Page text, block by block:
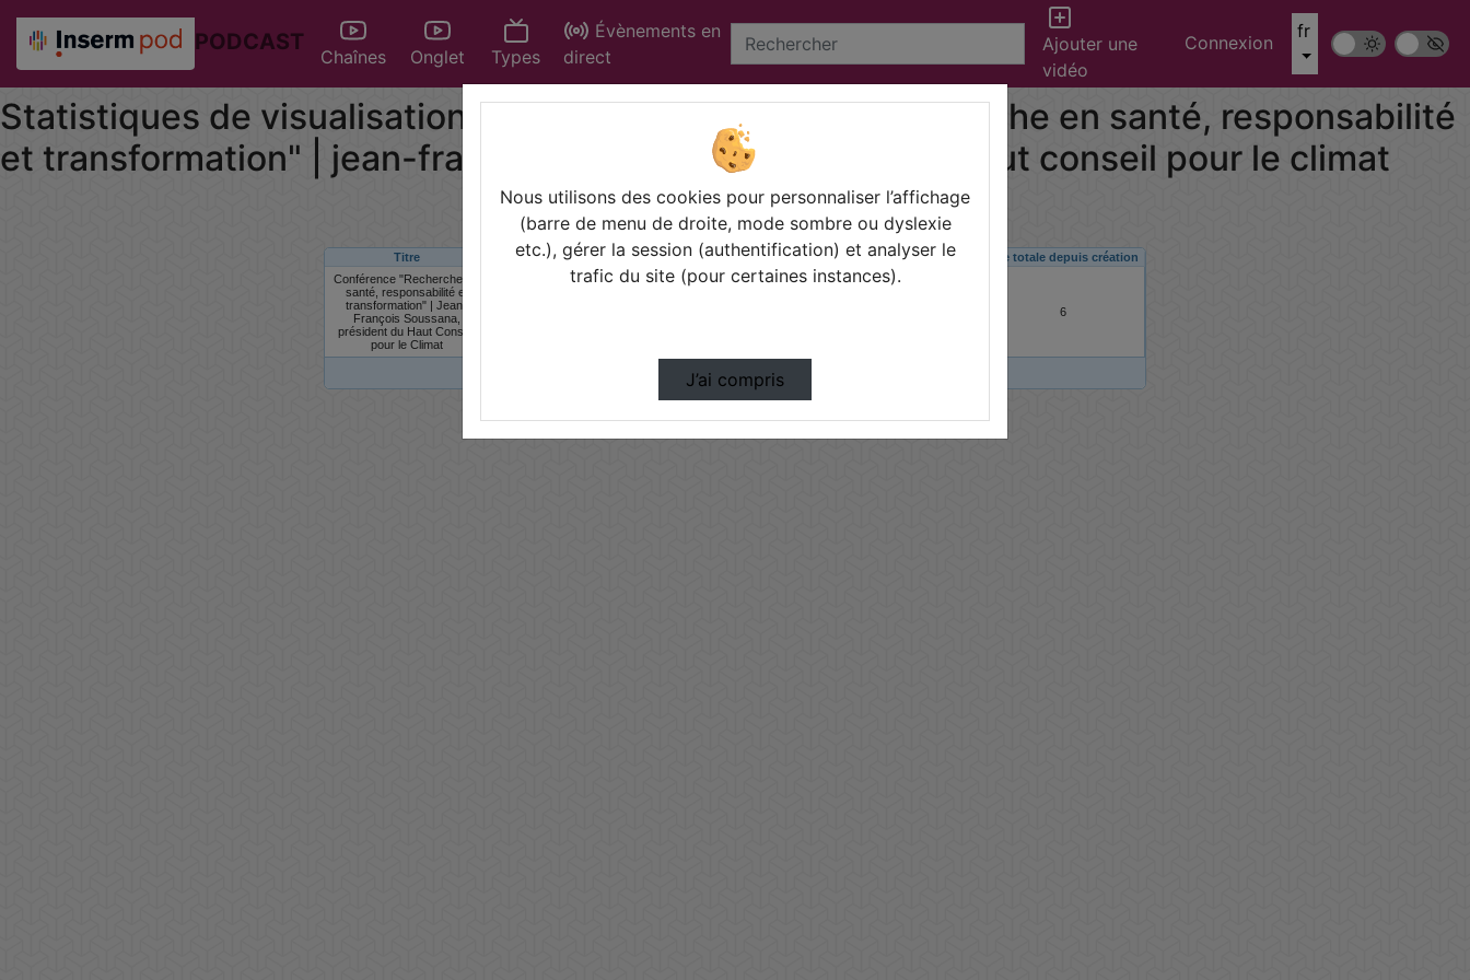
PODCAST
Chaînes Onglet Types
Évènements en
direct
Ajouter une
vidéo
Connexion
fr
Mode sombre
Police
Statistiques de visualisation de la vidéo Conférence "recherche en santé, responsabilité
et transformation" | jean-françois soussana, président du haut conseil pour le climat
Modifier la période de visualisation
Titre Vue de la journée Vue du mois Vue de l'année
Vue totale depuis création
Conférence "Recherche en
santé, responsabilité et
transformation" | Jean-
François Soussana,
président du Haut Conseil
pour le Climat
6
Page
Nous utilisons des cookies pour personnaliser l’affichage
(barre de menu de droite, mode sombre ou dyslexie
etc.), gérer la session (authentification) et analyser le
trafic du site (pour certaines instances).
J’ai compris